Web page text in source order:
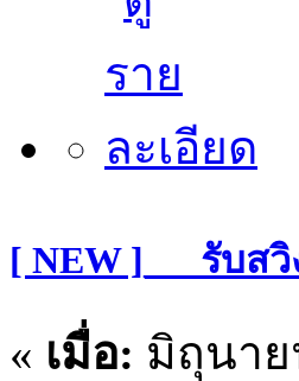
[ NEW ]___รับ
« เมื่อ: มิถุนาย